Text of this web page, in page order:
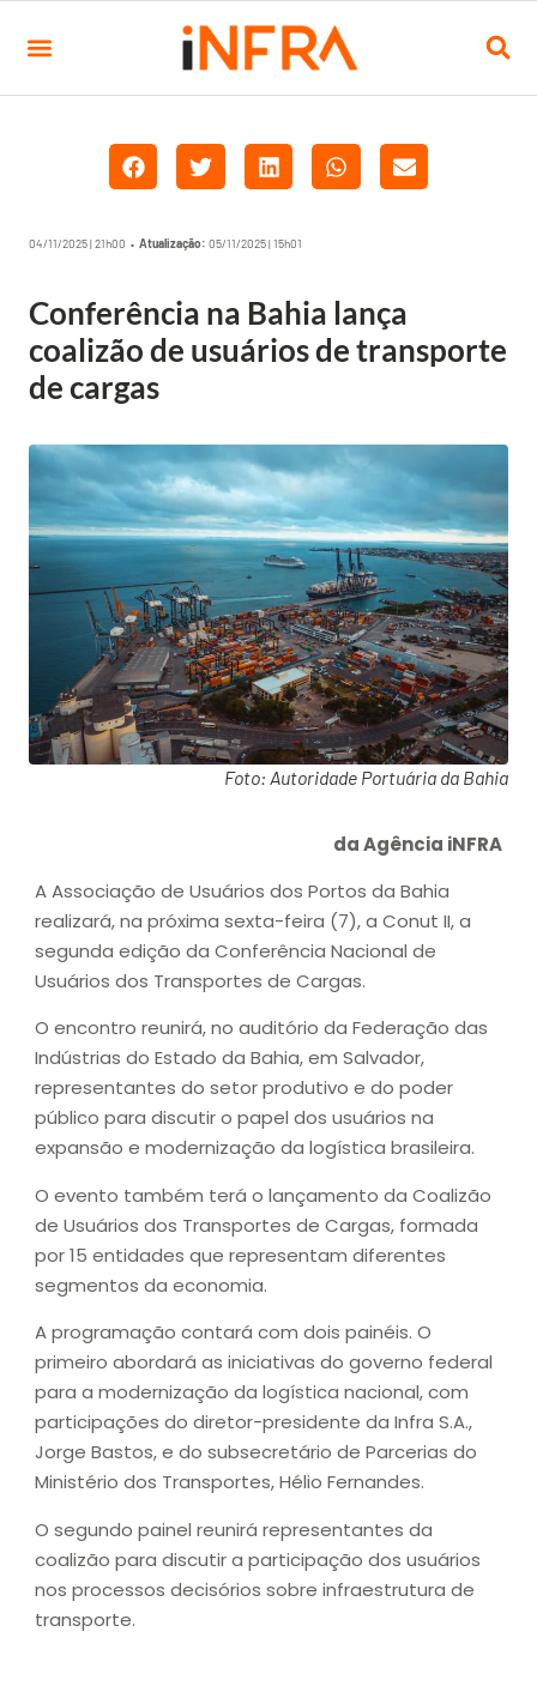
04/11/2025 | 21h00 • Atualização: 05/11/2025 | 15h01
Conferência na Bahia lança
coalizão de usuários de transporte
de cargas
Foto: Autoridade Portuária da Bahia
da Agência iNFRA
A Associação de Usuários dos Portos da Bahia
realizará, na próxima sexta-feira (7), a Conut II, a
segunda edição da Conferência Nacional de
Usuários dos Transportes de Cargas.
O encontro reunirá, no auditório da Federação das
Indústrias do Estado da Bahia, em Salvador,
representantes do setor produtivo e do poder
público para discutir o papel dos usuários na
expansão e modernização da logística brasileira.
O evento também terá o lançamento da Coalizão
de Usuários dos Transportes de Cargas, formada
por 15 entidades que representam diferentes
segmentos da economia.
A programação contará com dois painéis. O
primeiro abordará as iniciativas do governo federal
para a modernização da logística nacional, com
participações do diretor-presidente da Infra S.A.,
Jorge Bastos, e do subsecretário de Parcerias do
Ministério dos Transportes, Hélio Fernandes.
O segundo painel reunirá representantes da
coalizão para discutir a participação dos usuários
nos processos decisórios sobre infraestrutura de
transporte.